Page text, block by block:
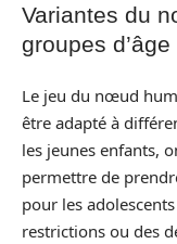
Variantes du
groupes d’âge
Le jeu du nœud
être adapté à
les jeunes enfants,
permettre de
pour les
restrictions ou des